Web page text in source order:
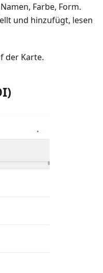
Farbe, Form.
und hinzufügt, lesen
der Karte.